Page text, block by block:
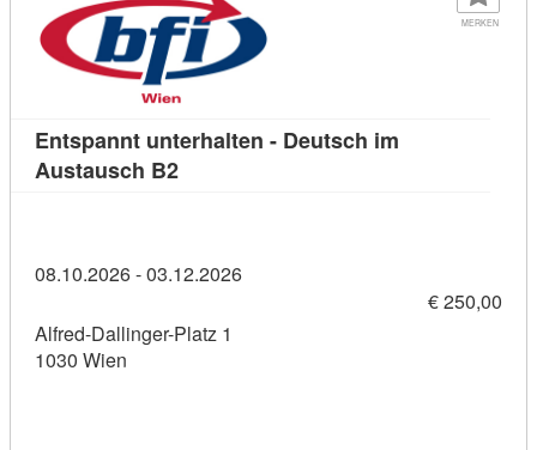
MERKEN
Entspannt unterhalten - Deutsch im
Austausch B2Kursdetail: Entspannt unterhalten -
08.10.2026 - 03.12.2026
€ 250,00
Alfred-Dallinger-Platz 1
1030 Wien